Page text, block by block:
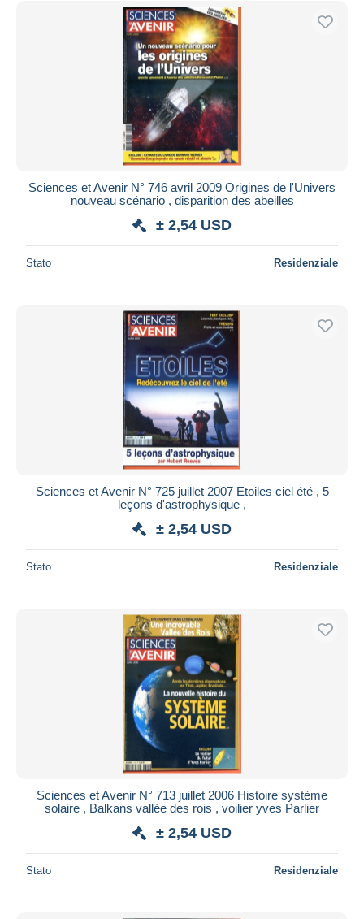
Sciences et Avenir N° 746 avril 2009 Origines de l'Univers
nouveau scénario , disparition des abeilles
± 2,54 USD
Stato Residenziale
Sciences et Avenir N° 725 juillet 2007 Etoiles ciel été , 5
leçons d'astrophysique ,
± 2,54 USD
Stato Residenziale
Sciences et Avenir N° 713 juillet 2006 Histoire système
solaire , Balkans vallée des rois , voilier yves Parlier
± 2,54 USD
Stato Residenziale